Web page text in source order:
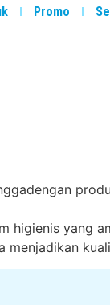
Promo
higienis yang